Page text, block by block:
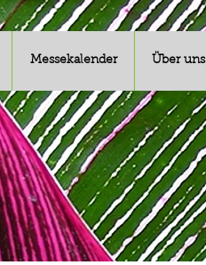
Messekalender Über uns